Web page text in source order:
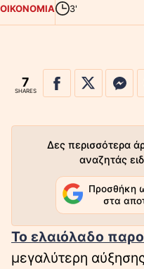
ΟΙΚΟΝΟΜΙΑ 3'
7
SHARES
Δες περισσότερα
αναζητάς
Προσθήκη
στα
Το ελαιόλαδο
μεγαλύτερη